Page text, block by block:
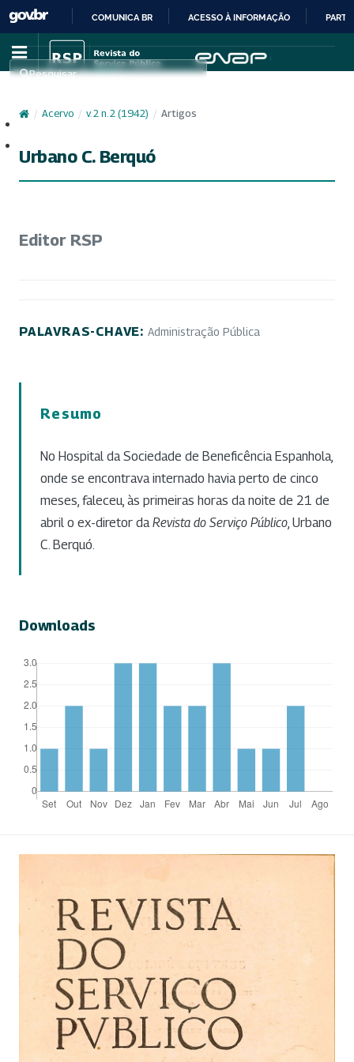
IR
PARA
CONTEÚDO
COMUNICA BR ACESSO À INFORMAÇÃO
Pesquisar
/ Acervo / v. 2 n. 2 (1942) / Artigos
Urbano C. Berquó
Editor RSP
PALAVRAS-CHAVE: Administração Pública
Resumo
No Hospital da Sociedade de Beneficência Espanhola,
onde se encontrava internado havia perto de cinco
meses, faleceu, às primeiras horas da noite de 21 de
abril o ex-diretor da Revista do Serviço Público , Urbano
C. Berquó.
Downloads